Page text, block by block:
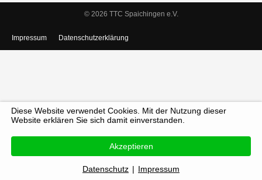
© 2026 TTC Spaichingen e.V.
Impressum Datenschutzerklärung
Diese Website verwendet Cookies. Mit der Nutzung dieser
Website erklären Sie sich damit einverstanden.
Akzeptieren
Datenschutz | Impressum